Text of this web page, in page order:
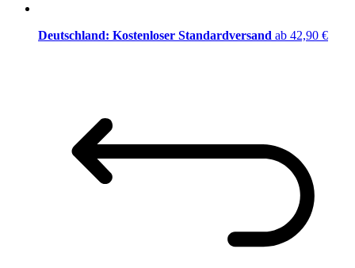
Deutschland: Kostenloser Standardversand ab 42,90 €